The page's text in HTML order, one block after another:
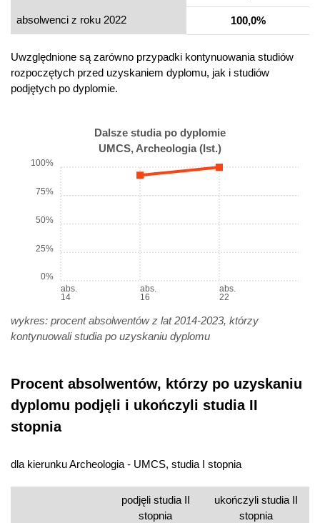
absolwenci z roku 2022 100,0%
Uwzględnione są zarówno przypadki kontynuowania studiów
rozpoczętych przed uzyskaniem dyplomu, jak i studiów
podjętych po dyplomie.
Dalsze studia po dyplomie
UMCS, Archeologia (Ist.)
abs.
14
abs.
16
abs.
22
0%
25%
50%
75%
100%
wykres: procent absolwentów z lat 2014-2023, którzy
kontynuowali studia po uzyskaniu dyplomu
Procent absolwentów, którzy po uzyskaniu
dyplomu podjęli i ukończyli studia II
stopnia
dla kierunku Archeologia - UMCS, studia I stopnia
podjęli studia II
stopnia
ukończyli studia II
stopnia